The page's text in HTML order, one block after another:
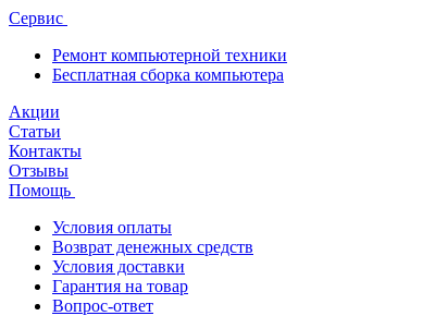
Сервис
Ремонт компьютерной техники
Бесплатная сборка компьютера
Акции
Статьи
Контакты
Отзывы
Помощь
Условия оплаты
Возврат денежных средств
Условия доставки
Гарантия на товар
Вопрос-ответ